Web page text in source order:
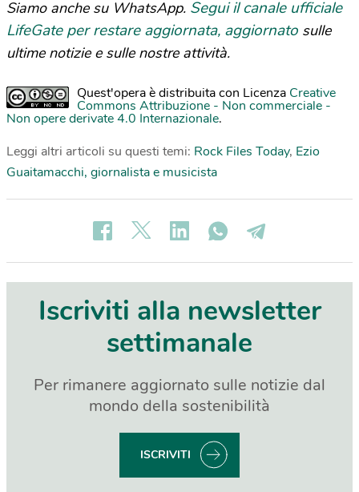
Siamo anche su WhatsApp. Segui il canale ufficiale
LifeGate per restare aggiornata, aggiornato sulle
ultime notizie e sulle nostre attività.
Quest'opera è distribuita con Licenza Creative
Commons Attribuzione - Non commerciale -
Non opere derivate 4.0 Internazionale.
Leggi altri articoli su questi temi: Rock Files Today, Ezio
Guaitamacchi, giornalista e musicista
Iscriviti alla newsletter
settimanale
Per rimanere aggiornato sulle notizie dal
mondo della sostenibilità
ISCRIVITI